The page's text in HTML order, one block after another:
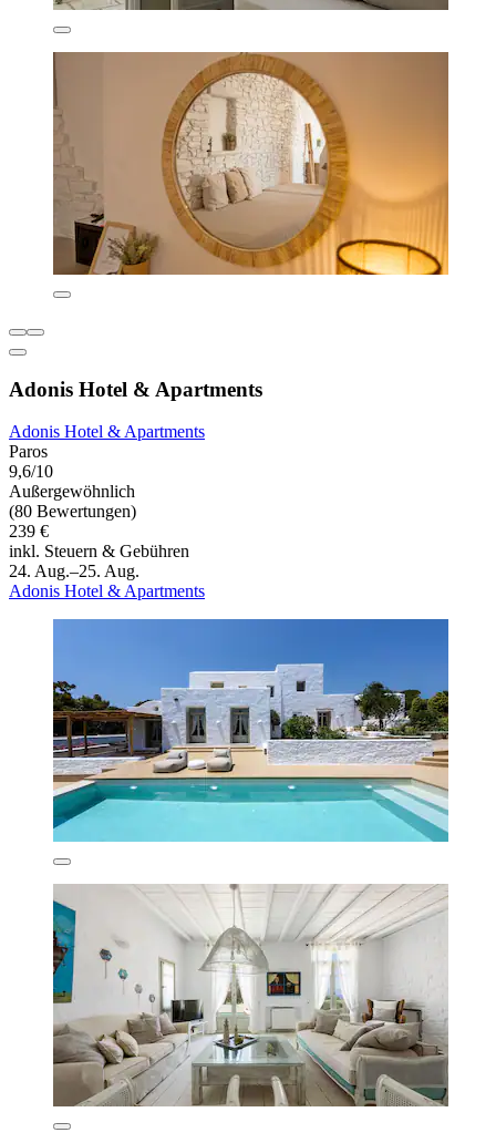
Adonis Hotel & Apartments
Adonis Hotel & Apartments
Paros
9,6/10
Außergewöhnlich
(80 Bewertungen)
239 €
inkl. Steuern & Gebühren
24. Aug.–25. Aug.
Adonis Hotel & Apartments